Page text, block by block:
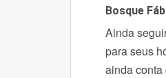
Bosque
Ainda
para seus
ainda